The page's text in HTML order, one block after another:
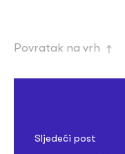
Povratak na vrh →
Sljedeći post